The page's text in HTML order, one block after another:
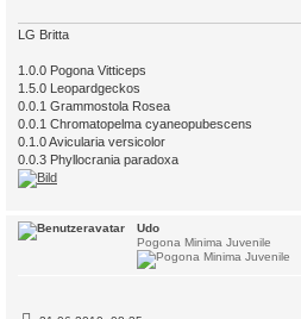
LG Britta
1.0.0 Pogona Vitticeps
1.5.0 Leopardgeckos
0.0.1 Grammostola Rosea
0.0.1 Chromatopelma cyaneopubescens
0.1.0 Avicularia versicolor
0.0.3 Phyllocrania paradoxa
Udo
Pogona Minima Juvenile